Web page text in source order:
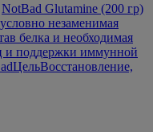
NotBad Glutamine (200 гр)
незаменимая
белка и необходимая
и поддержки иммунной
ЦельВосстановление,